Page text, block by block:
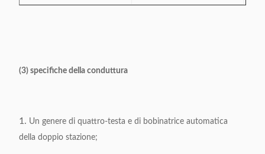
(3) specifiche della conduttura
1. Un genere di quattro-testa e di bobinatrice automatica
della doppio stazione;